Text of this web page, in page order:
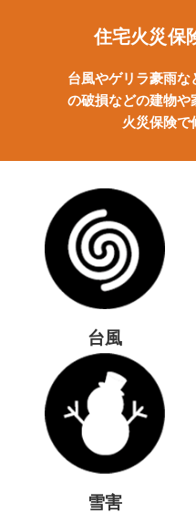
住宅火災保
台風やゲリラ豪雨な
の破損などの建物や
火災保険で
台風
雪害